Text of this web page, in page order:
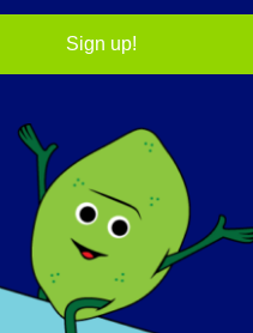
DI CONOSCENZA
CHI SIAMO
EVENTI
CONTATTO
NEGOZIO
Sign up!